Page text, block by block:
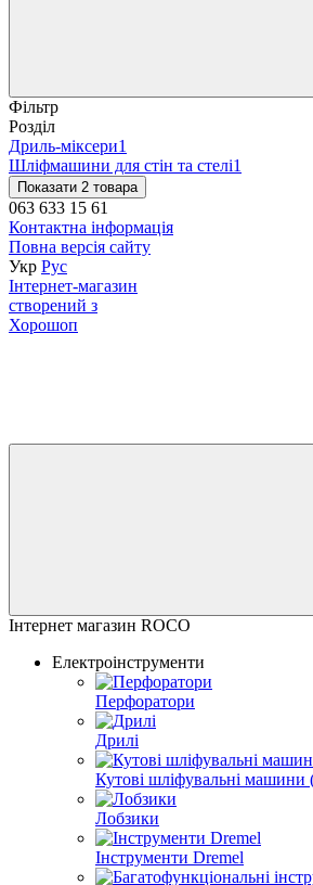
Фільтр
Розділ
Дриль-міксери1
Шліфмашини для стін та стелі1
Показати 2 товара
063 633 15 61
Контактна інформація
Повна версія сайту
Укр Рус
Інтернет-магазин
створений з
Хорошоп
Інтернет магазин ROCO
Електроінструменти
Перфоратори
Дрилі
Кутові шліфувальні машини
Лобзики
Інструменти Dremel